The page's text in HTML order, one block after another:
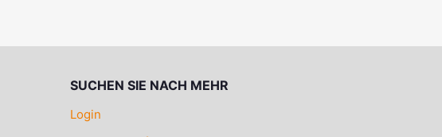
SUCHEN SIE NACH MEHR
Login